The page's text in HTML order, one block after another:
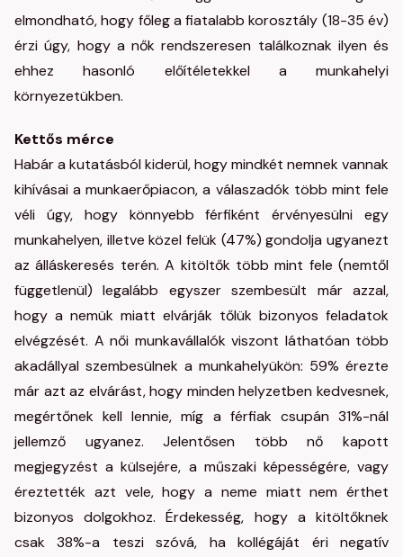
elmondható, hogy főleg a fiatalabb korosztály (18-35 év)
érzi úgy, hogy a nők rendszeresen találkoznak ilyen és
ehhez hasonló előítéletekkel a munkahelyi
környezetükben.
Kettős mérce
Habár a kutatásból kiderül, hogy mindkét nemnek vannak
kihívásai a munkaerőpiacon, a válaszadók több mint fele
véli úgy, hogy könnyebb férfiként érvényesülni egy
munkahelyen, illetve közel felük (47%) gondolja ugyanezt
az álláskeresés terén. A kitöltők több mint fele (nemtől
függetlenül) legalább egyszer szembesült már azzal,
hogy a nemük miatt elvárják tőlük bizonyos feladatok
elvégzését. A női munkavállalók viszont láthatóan több
akadállyal szembesülnek a munkahelyükön: 59% érezte
már azt az elvárást, hogy minden helyzetben kedvesnek,
megértőnek kell lennie, míg a férfiak csupán 31%-nál
jellemző ugyanez. Jelentősen több nő kapott
megjegyzést a külsejére, a műszaki képességére, vagy
éreztették azt vele, hogy a neme miatt nem érthet
bizonyos dolgokhoz. Érdekesség, hogy a kitöltőknek
csak 38%-a teszi szóvá, ha kollégáját éri negatív